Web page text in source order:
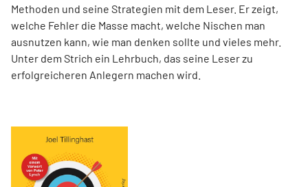
Methoden und seine Strategien mit dem Leser. Er zeigt,
welche Fehler die Masse macht, welche Nischen man
ausnutzen kann, wie man denken sollte und vieles mehr.
Unter dem Strich ein Lehrbuch, das seine Leser zu
erfolgreicheren Anlegern machen wird.